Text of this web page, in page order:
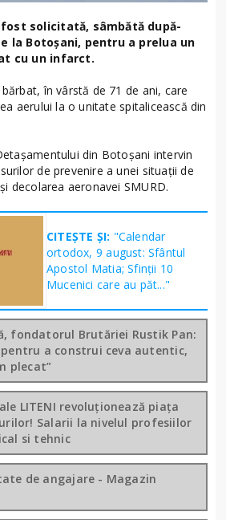
fost solicitată, sâmbătă după-
la Botoșani, pentru a prelua un
cu un infarct.
în vârstă de 71 de ani, care
aerului la o unitate spitalicească din
din Botoșani intervin
de prevenire a unei situații de
decolarea aeronavei SMURD.
CITEȘTE ȘI: "Calendar
ortodox, 9 august: Sfântul
Apostol Matia; Sfinţii 10
Mucenici care au păt..."
fondatorul Brutăriei Rustik Pan:
pentru a construi ceva autentic,
plecat”
LITENI revoluționează piața
Salarii la nivelul profesiilor
si tehnic
de angajare - Magazin